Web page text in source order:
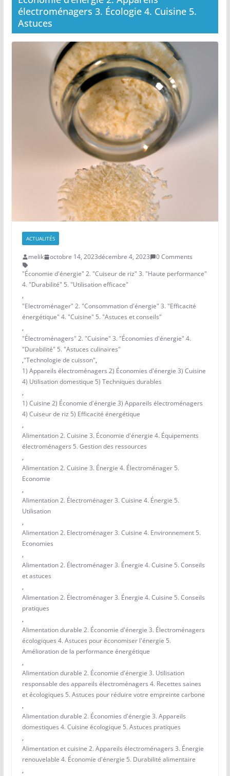
électroménagers 3. Écologie 4. Cuisine 5.
Astuces
ACTUALITÉS
melik octobre 14, 2023décembre 4, 2023
0 Comments
"Économie d'énergie" 2. "Cuiseur de riz" 3. "Haute performance"
4. "Durabilité" 5. "Utilisation efficace"
,
"Electroménager" 2. "Consommation d'énergie" 3. "Efficacité
énergétique" 4. "Cuisine" 5. "Astuces et conseils"
,
"Électroménagers" 2. "Cuisine" 3. "Économies d'énergie" 4.
"Durabilité" 5. "Astuces culinaires"
,"Technologie de cuisson",
1) Appareils électroménagers 2) Économies d'énergie 3) Cuisine
4) Utilisation domestique 5) Techniques durables
,
1) Cuisine 2) Économie d'énergie 3) Appareils électroménagers
4) Cuiseur de riz 5) Efficacité énergétique
,
Alimentation 2. Cuisine 3. Économie d'énergie 4. Équipements
électroménagers 5. Gestion des ressources
,
Alimentation 2. Cuisine 3. Énergie 4. Électroménager 5.
Economie
,
Alimentation 2. Électroménager 3. Cuisine 4. Énergie 5.
Utilisation
,
Alimentation 2. Electroménager 3. Cuisine 4. Environnement 5.
Economies
,
Alimentation 2. Électroménager 3. Énergie 4. Cuisine 5. Conseils
et astuces
,
Alimentation 2. Électroménager 3. Énergie 4. Cuisine 5. Conseils
pratiques
,
Alimentation durable 2. Économie d'énergie 3. Électroménagers
écologiques 4. Astuces pour économiser l'énergie 5.
Amélioration de la performance énergétique
,
Alimentation durable 2. Économie d'énergie 3. Utilisation
responsable des appareils électroménagers 4. Recettes saines
et écologiques 5. Astuces pour réduire votre empreinte carbone
,
Alimentation durable 2. Économies d'énergie 3. Appareils
domestiques 4. Cuisine écologique 5. Astuces pratiques
,
Alimentation et cuisine 2. Appareils électroménagers 3. Énergie
renouvelable 4. Économie d'énergie 5. Durabilité alimentaire
,